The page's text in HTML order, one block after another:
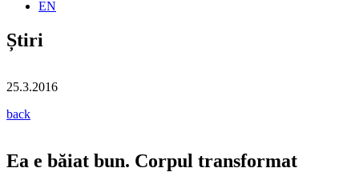
EN
Știri
25.3.2016
back
Ea e băiat bun. Corpul transformat